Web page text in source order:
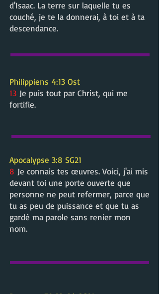
d'Isaac. La terre sur laquelle tu es
couché, je te la donnerai, à toi et à ta
descendance.
Philippiens 4:13 Ost
13 Je puis tout par Christ, qui me
fortifie.
Apocalypse 3:8 SG21
8 Je connais tes œuvres. Voici, j'ai mis
devant toi une porte ouverte que
personne ne peut refermer, parce que
tu as peu de puissance et que tu as
gardé ma parole sans renier mon
nom.